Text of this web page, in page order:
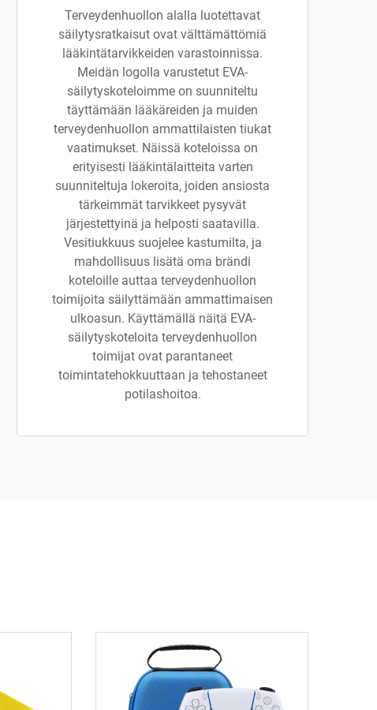
Terveydenhuollon alalla luotettavat
säilytysratkaisut ovat välttämättömiä
lääkintätarvikkeiden varastoinnissa.
Meidän logolla varustetut EVA-
säilytyskoteloimme on suunniteltu
täyttämään lääkäreiden ja muiden
terveydenhuollon ammattilaisten tiukat
vaatimukset. Näissä koteloissa on
erityisesti lääkintälaitteita varten
suunniteltuja lokeroita, joiden ansiosta
tärkeimmät tarvikkeet pysyvät
järjestettyinä ja helposti saatavilla.
Vesitiukkuus suojelee kastumilta, ja
mahdollisuus lisätä oma brändi
koteloille auttaa terveydenhuollon
toimijoita säilyttämään ammattimaisen
ulkoasun. Käyttämällä näitä EVA-
säilytyskoteloita terveydenhuollon
toimijat ovat parantaneet
toimintatehokkuuttaan ja tehostaneet
potilashoitoa.